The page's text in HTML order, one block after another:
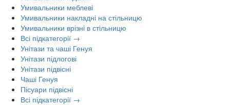
Умивальники меблеві
Умивальники накладні на стільницю
Умивальники врізні в стільницю
Всі підкатегорії →
Унітази та чаші Генуя
Унітази підлогові
Унітази підвісні
Чаші Генуя
Пісуари підвісні
Всі підкатегорії →